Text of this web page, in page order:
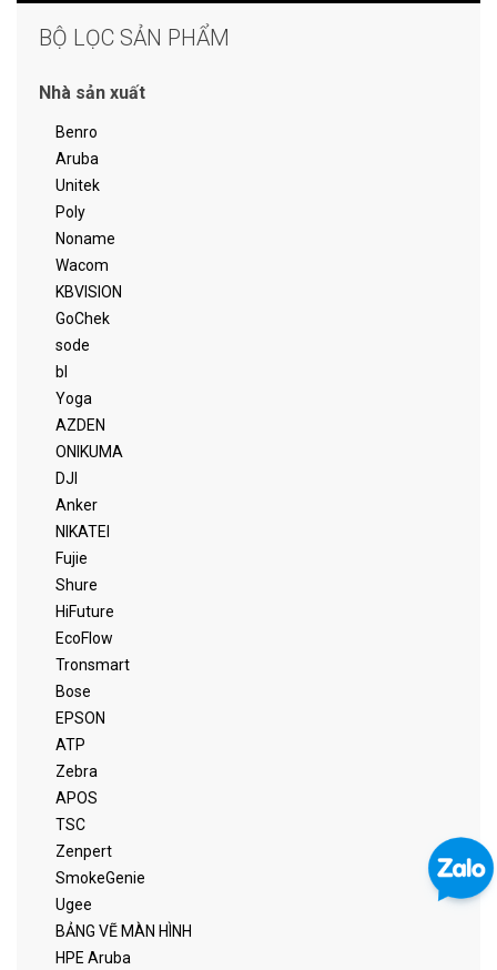
BỘ LỌC SẢN PHẨM
Nhà sản xuất
Benro
Aruba
Unitek
Poly
Noname
Wacom
KBVISION
GoChek
sode
bl
Yoga
AZDEN
ONIKUMA
DJI
Anker
NIKATEI
Fujie
Shure
HiFuture
EcoFlow
Tronsmart
Bose
EPSON
ATP
Zebra
APOS
TSC
Zenpert
SmokeGenie
Ugee
BẢNG VẼ MÀN HÌNH
HPE Aruba